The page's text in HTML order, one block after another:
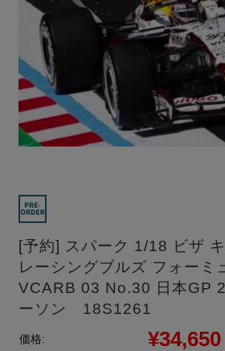
[予約] スパーク 1/18 ビザ
レーシングブルズ フォーミ
VCARB 03 No.30 日本GP
ーソン 18S1261
価格: ¥34,650